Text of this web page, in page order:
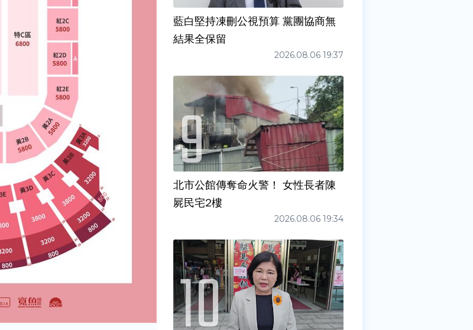
藍白堅持凍刪公視預算 黨團協商無
結果全保留
2026.08.06 19:37
北市公館傳奪命火警！ 女性長者陳
屍民宅2樓
2026.08.06 19:34